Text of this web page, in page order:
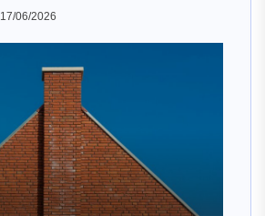
17/06/2026